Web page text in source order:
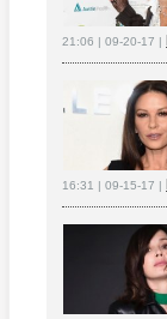
21:06 | 09-20-17 |
16:31 | 09-15-17 |